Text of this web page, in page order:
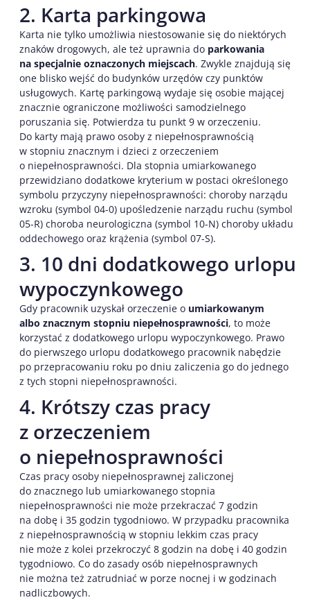
2. Karta parkingowa
Karta nie tylko umożliwia niestosowanie się do niektórych
znaków drogowych, ale też uprawnia do parkowania
na specjalnie oznaczonych miejscach. Zwykle znajdują się
one blisko wejść do budynków urzędów czy punktów
usługowych. Kartę parkingową wydaje się osobie mającej
znacznie ograniczone możliwości samodzielnego
poruszania się. Potwierdza tu punkt 9 w orzeczeniu.
Do karty mają prawo osoby z niepełnosprawnością
w stopniu znacznym i dzieci z orzeczeniem
o niepełnosprawności. Dla stopnia umiarkowanego
przewidziano dodatkowe kryterium w postaci określonego
symbolu przyczyny niepełnosprawności: choroby narządu
wzroku (symbol 04-0) upośledzenie narządu ruchu (symbol
05-R) choroba neurologiczna (symbol 10-N) choroby układu
oddechowego oraz krążenia (symbol 07-S).
3. 10 dni dodatkowego urlopu
wypoczynkowego
Gdy pracownik uzyskał orzeczenie o umiarkowanym
albo znacznym stopniu niepełnosprawności, to może
korzystać z dodatkowego urlopu wypoczynkowego. Prawo
do pierwszego urlopu dodatkowego pracownik nabędzie
po przepracowaniu roku po dniu zaliczenia go do jednego
z tych stopni niepełnosprawności.
4. Krótszy czas pracy
z orzeczeniem
o niepełnosprawności
Czas pracy osoby niepełnosprawnej zaliczonej
do znacznego lub umiarkowanego stopnia
niepełnosprawności nie może przekraczać 7 godzin
na dobę i 35 godzin tygodniowo. W przypadku pracownika
z niepełnosprawnością w stopniu lekkim czas pracy
nie może z kolei przekroczyć 8 godzin na dobę i 40 godzin
tygodniowo. Co do zasady osób niepełnosprawnych
nie można też zatrudniać w porze nocnej i w godzinach
nadliczbowych.